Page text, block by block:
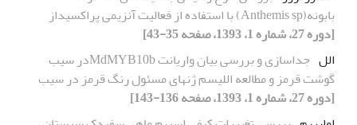
بابونه(Anthemis sp) با استفاده از فعالیت آنزیمی پراکسیداز
[دوره 27، شماره 1، 1393، صفحه 35-43]
الل
جداسازی و بررسی بیان واریانت MdMYB10bدر سیب
گوشت قرمز و مطالعه اللیسم ژنهای مسئول رنگ قرمز در سیب
[دوره 27، شماره 1، 1393، صفحه 136-143]